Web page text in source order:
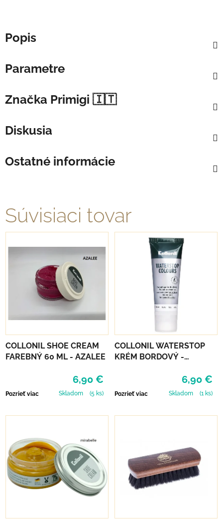
Popis
Parametre
Značka Primigi 🇮🇹
Diskusia
Ostatné informácie
Súvisiaci tovar
COLLONIL SHOE CREAM
FAREBNÝ 60 ML - AZALEE
6,90 €
Pozrieť viac Skladom (5 ks)
COLLONIL WATERSTOP
KRÉM BORDOVÝ -
6,90 €
Pozrieť viac Skladom (1 ks)